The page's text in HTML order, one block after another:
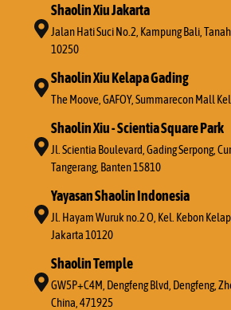
Shaolin Xiu Jakarta
Jalan Hati Suci No.2, Kampung Bali,
10250
Shaolin Xiu Kelapa Gading
The Moove, GAFOY, Summarecon Mall
Shaolin Xiu - Scientia Square Park
Jl. Scientia Boulevard, Gading Serpong,
Tangerang, Banten 15810
Yayasan Shaolin Indonesia
Jl. Hayam Wuruk no.2 O, Kel. Kebon
Jakarta 10120
Shaolin Temple
GW5P+C4M, Dengfeng Blvd, Dengfeng,
China, 471925